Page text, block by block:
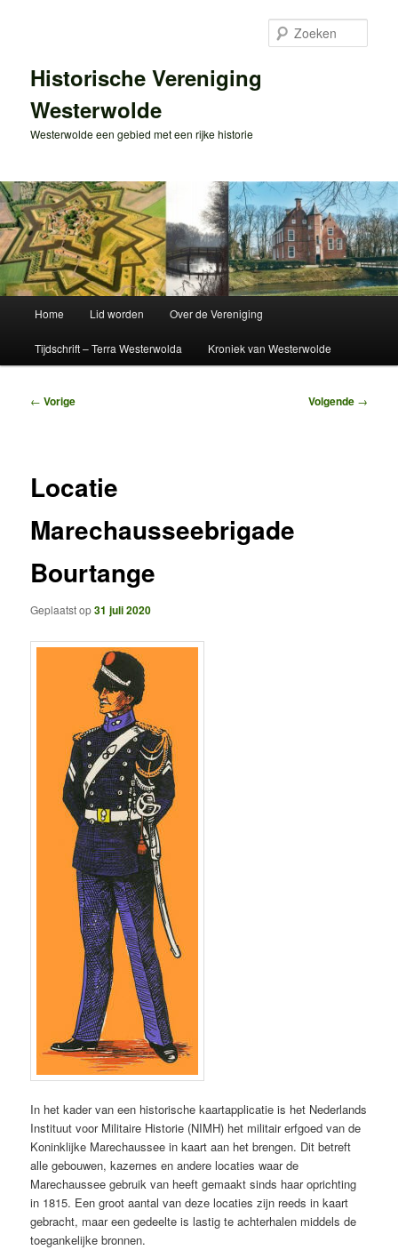
inhoudHistorische Vereniging
Westerwolde
Westerwolde een gebied met een rijke historie
Home Lid worden Over de Vereniging
Tijdschrift – Terra Westerwolda Kroniek van Westerwolde
Bericht
← Vorige Volgende →
Locatie
Marechausseebrigade
Bourtange
Geplaatst op31 juli 2020
In het kader van een historische kaartapplicatie is het Nederlands
Instituut voor Militaire Historie (NIMH) het militair erfgoed van de
Koninklijke Marechaussee in kaart aan het brengen. Dit betreft
alle gebouwen, kazernes en andere locaties waar de
Marechaussee gebruik van heeft gemaakt sinds haar oprichting
in 1815. Een groot aantal van deze locaties zijn reeds in kaart
gebracht, maar een gedeelte is lastig te achterhalen middels de
toegankelijke bronnen.